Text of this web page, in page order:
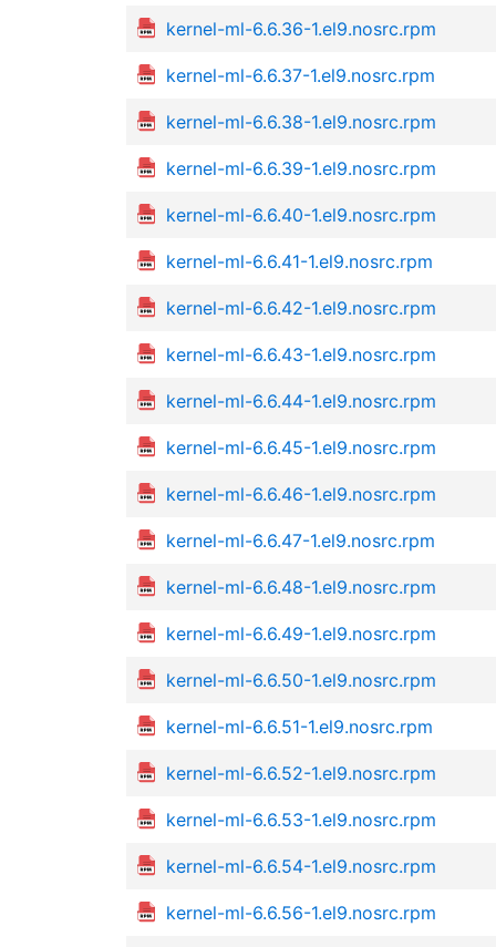
kernel-ml-6.6.36-1.el9.nosrc.rpm
kernel-ml-6.6.37-1.el9.nosrc.rpm
kernel-ml-6.6.38-1.el9.nosrc.rpm
kernel-ml-6.6.39-1.el9.nosrc.rpm
kernel-ml-6.6.40-1.el9.nosrc.rpm
kernel-ml-6.6.41-1.el9.nosrc.rpm
kernel-ml-6.6.42-1.el9.nosrc.rpm
kernel-ml-6.6.43-1.el9.nosrc.rpm
kernel-ml-6.6.44-1.el9.nosrc.rpm
kernel-ml-6.6.45-1.el9.nosrc.rpm
kernel-ml-6.6.46-1.el9.nosrc.rpm
kernel-ml-6.6.47-1.el9.nosrc.rpm
kernel-ml-6.6.48-1.el9.nosrc.rpm
kernel-ml-6.6.49-1.el9.nosrc.rpm
kernel-ml-6.6.50-1.el9.nosrc.rpm
kernel-ml-6.6.51-1.el9.nosrc.rpm
kernel-ml-6.6.52-1.el9.nosrc.rpm
kernel-ml-6.6.53-1.el9.nosrc.rpm
kernel-ml-6.6.54-1.el9.nosrc.rpm
kernel-ml-6.6.56-1.el9.nosrc.rpm